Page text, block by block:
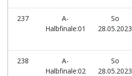
237
A-
Halbfinale:01
So
28.05.2023
238
A-
Halbfinale:02
So
28.05.2023